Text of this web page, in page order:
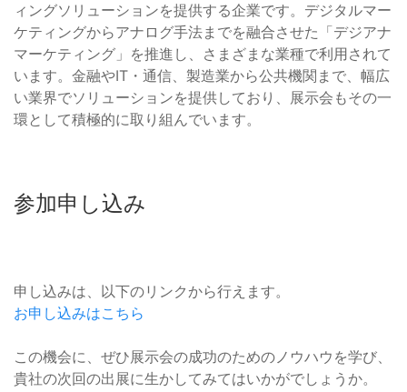
ィングソリューションを提供する企業です。デジタルマー
ケティングからアナログ手法までを融合させた「デジアナ
マーケティング」を推進し、さまざまな業種で利用されて
います。金融やIT・通信、製造業から公共機関まで、幅広
い業界でソリューションを提供しており、展示会もその一
環として積極的に取り組んでいます。
参加申し込み
申し込みは、以下のリンクから行えます。
お申し込みはこちら
この機会に、ぜひ展示会の成功のためのノウハウを学び、
貴社の次回の出展に生かしてみてはいかがでしょうか。